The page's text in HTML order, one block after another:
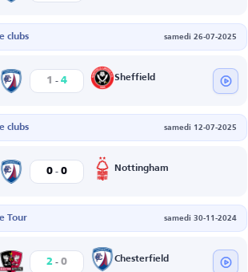
clubs samedi 26-07-2025
1 - 4 Sheffield
clubs samedi 12-07-2025
0 - 0 Nottingham
Tour samedi 30-11-2024
2 - 0 Chesterfield